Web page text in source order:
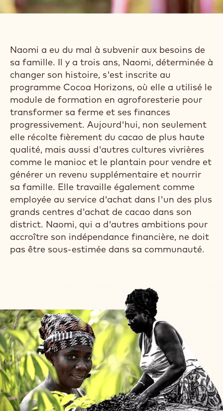
AVEC NAOMI.
CACAO À TEMPS
PLEIN, FEMME
D'AFFAIRES ET
MAMAN.
Naomi a eu du mal à subvenir aux besoins de
sa famille. Il y a trois ans, Naomi, déterminée à
changer son histoire, s'est inscrite au
programme Cocoa Horizons, où elle a utilisé le
module de formation en agroforesterie pour
transformer sa ferme et ses finances
progressivement. Aujourd'hui, non seulement
comme le manioc et le plantain pour vendre et
générer un revenu supplémentaire et nourrir
sa famille. Elle travaille également comme
employée au service d'achat dans l'un des plus
grands centres d'achat de cacao dans son
district. Naomi, qui a d'autres ambitions pour
accroître son indépendance financière, ne doit
pas être sous-estimée dans sa communauté.